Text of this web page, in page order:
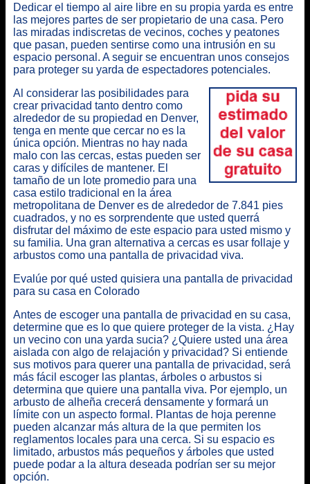
Dedicar el tiempo al aire libre en su propia yarda es entre
las mejores partes de ser propietario de una casa. Pero
las miradas indiscretas de vecinos, coches y peatones
que pasan, pueden sentirse como una intrusión en su
espacio personal. A seguir se encuentran unos consejos
para proteger su yarda de espectadores potenciales.
Al considerar las posibilidades para
crear privacidad tanto dentro como
alrededor de su propiedad en Denver,
tenga en mente que cercar no es la
única opción. Mientras no hay nada
malo con las cercas, estas pueden ser
caras y difíciles de mantener. El
tamaño de un lote promedio para una
casa estilo tradicional en la área
metropolitana de Denver es de alrededor de 7.841 pies
cuadrados, y no es sorprendente que usted querrá
disfrutar del máximo de este espacio para usted mismo y
su familia. Una gran alternativa a cercas es usar follaje y
arbustos como una pantalla de privacidad viva.
Evalúe por qué usted quisiera una pantalla de privacidad
para su casa en Colorado
Antes de escoger una pantalla de privacidad en su casa,
determine que es lo que quiere proteger de la vista. ¿Hay
un vecino con una yarda sucia? ¿Quiere usted una área
aislada con algo de relajación y privacidad? Si entiende
sus motivos para querer una pantalla de privacidad, será
más fácil escoger las plantas, árboles o arbustos si
determina que quiere una pantalla viva. Por ejemplo, un
arbusto de alheña crecerá densamente y formará un
límite con un aspecto formal. Plantas de hoja perenne
pueden alcanzar más altura de la que permiten los
reglamentos locales para una cerca. Si su espacio es
limitado, arbustos más pequeños y árboles que usted
puede podar a la altura deseada podrían ser su mejor
opción.